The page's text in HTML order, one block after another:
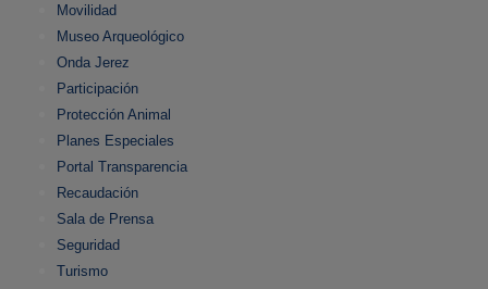
Movilidad
Museo Arqueológico
Onda Jerez
Participación
Protección Animal
Planes Especiales
Portal Transparencia
Recaudación
Sala de Prensa
Seguridad
Turismo